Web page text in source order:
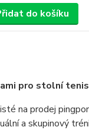
do košíku
pro stolní
na prodej
a skupinový